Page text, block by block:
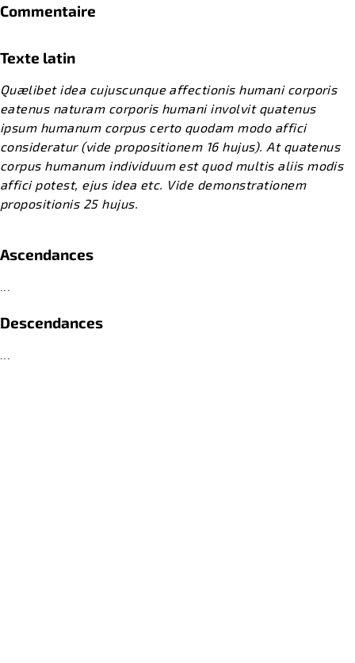
Commentaire
Texte latin
Quælibet idea cujuscunque affectionis humani corporis
eatenus naturam corporis humani involvit quatenus
ipsum humanum corpus certo quodam modo affici
consideratur (vide propositionem 16 hujus). At quatenus
corpus humanum individuum est quod multis aliis modis
affici potest, ejus idea etc. Vide demonstrationem
propositionis 25 hujus.​
Ascendances
Descendances